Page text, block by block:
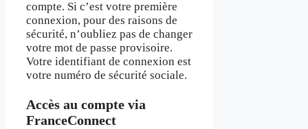
compte. Si c’est votre première
connexion, pour des raisons de
sécurité, n’oubliez pas de changer
votre mot de passe provisoire.
Votre identifiant de connexion est
votre numéro de sécurité sociale.
Accès au compte via
FranceConnect